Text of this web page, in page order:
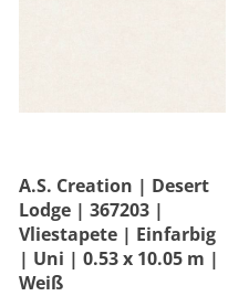
A.S. Creation | Desert
Lodge | 367203 |
Vliestapete | Einfarbig
| Uni | 0.53 x 10.05 m |
Weiß